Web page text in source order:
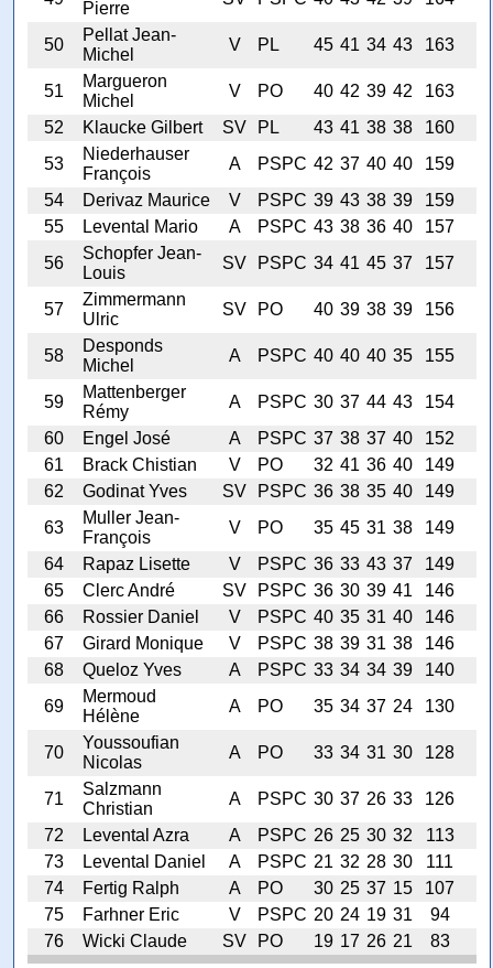
Pierre
50
Pellat Jean-
Michel
V PL 45 41 34 43 163
51
Margueron
Michel
V PO 40 42 39 42
163
52
Klaucke Gilbert SV PL 43 41 38 38
160
53
Niederhauser
François
A PSPC 42 37 40 40
159
54
Derivaz Maurice V PSPC 39 43 38 39
159
55
Levental Mario A PSPC 43 38 36 40
157
56
Schopfer Jean-
Louis
SV PSPC 34 41 45 37 157
57
Zimmermann
Ulric
SV PO 40 39 38 39 156
58
Desponds
Michel
A PSPC 40 40 40 35 155
59
Mattenberger
Rémy
A PSPC 30 37 44 43
154
60
Engel José A PSPC 37 38 37 40
152
61
Brack Chistian V PO 32 41 36 40
149
62
Godinat Yves SV PSPC 36 38 35 40
149
63
Muller Jean-
François
V PO 35 45 31 38
149
64
Rapaz Lisette V PSPC 36 33 43 37
149
65
Clerc André SV PSPC 36 30 39 41
146
66
Rossier Daniel V PSPC 40 35 31 40
146
67
Girard Monique V PSPC 38 39 31 38
146
68
Queloz Yves A PSPC 33 34 34 39
140
69
Mermoud
Hélène
A PO 35 34 37 24 130
70
Youssoufian
Nicolas
A PO 33 34 31 30 128
71
Salzmann
Christian
A PSPC 30 37 26 33
126
72
Levental Azra A PSPC 26 25 30 32
113
73
Levental Daniel A PSPC 21 32 28 30
111
74
Fertig Ralph A PO 30 25 37 15
107
75
Farhner Eric V PSPC 20 24 19 31
94
76
Wicki Claude SV PO 19 17 26 21 83